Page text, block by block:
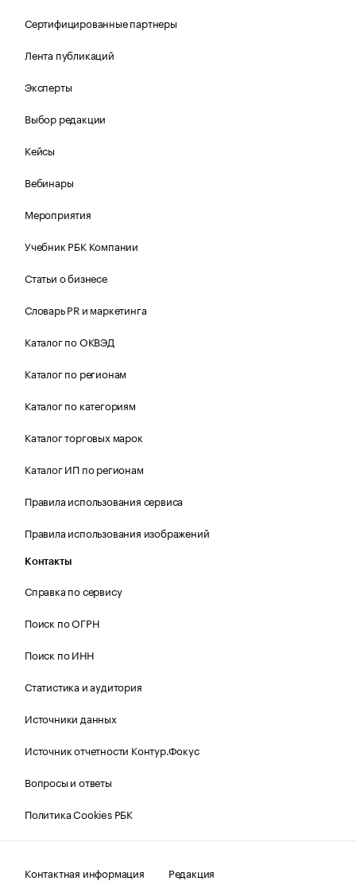
Сертифицированные партнеры
Лента публикаций
Эксперты
Выбор редакции
Кейсы
Вебинары
Мероприятия
Учебник РБК Компании
Статьи о бизнесе
Словарь PR и маркетинга
Каталог по ОКВЭД
Каталог по регионам
Каталог по категориям
Каталог торговых марок
Каталог ИП по регионам
Правила использования сервиса
Правила использования изображений
Контакты
Справка по сервису
Поиск по ОГРН
Поиск по ИНН
Статистика и аудитория
Источники данных
Источник отчетности Контур.Фокус
Вопросы и ответы
Политика Cookies РБК
Контактная информация Редакция